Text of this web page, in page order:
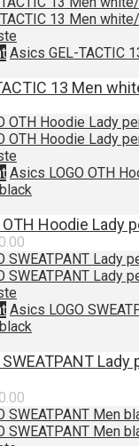
Asics GEL-TACTIC
13 Men
Asics LOGO OTH
OTH Hoodie Lady
Asics LOGO